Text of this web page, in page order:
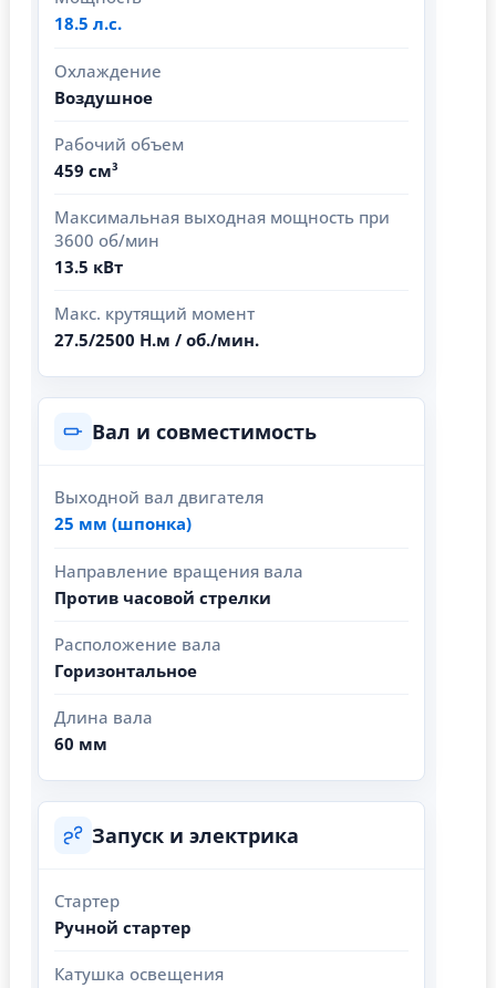
18.5 л.с.
Охлаждение
Воздушное
Рабочий объем
459 см³
Максимальная выходная мощность при
3600 об/мин
13.5 кВт
Макс. крутящий момент
27.5/2500 Н.м / об./мин.
Вал и совместимость
Выходной вал двигателя
25 мм (шпонка)
Направление вращения вала
Против часовой стрелки
Расположение вала
Горизонтальное
Длина вала
60 мм
Запуск и электрика
Стартер
Ручной стартер
Катушка освещения